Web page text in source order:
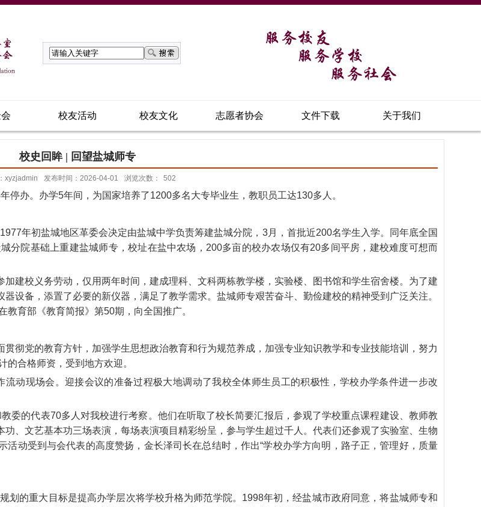
校友活动 校友文化 志愿者协会 文件下载 关于我们
校史回眸 | 回望盐城师专
xyzjadmin 发布时间：2026-04-01 浏览次数： 502
办。办学5年间，为国家培养了1200多名大专毕业生，教职员工达130多人。
年初盐城地区革委会决定由盐城中学负责筹建盐城分院，3月，首批近200名学生入学。同年底全国
分院基础上重建盐城师专，校址在盐中农场，200多亩的校办农场仅有20多间平房，建校难度可想而
建校义务劳动，仅用两年时间，建成理科、文科两栋教学楼，实验楼、图书馆和学生宿舍楼。为了建
设备，添置了必要的新仪器，满足了教学需求。盐城师专艰苦奋斗、勤俭建校的精神受到广泛关注。
育部《教育简报》第50期，向全国推广。
彻党的教育方针，加强学生思想政治教育和行为规范养成，加强专业知识教学和专业技能培训，努力
合格师资，受到地方欢迎。
动现场会。迎接会议的准备过程极大地调动了我校全体师生员工的积极性，学校办学条件进一步改
委的代表70多人对我校进行考察。他们在听取了校长简要汇报后，参观了学校重点课程建设、教师教
、文艺基本功三场表演，每场表演项目精彩纷呈，参与学生超过千人。代表们还参观了实验室、生物
动受到与会代表的高度赞扬，金长泽司长在总结时，作出“学校办学方向明，路子正，管理好，质量
划的重大目标是提高办学层次将学校升格为师范学院。1998年初，经盐城市政府同意，将盐城师专和